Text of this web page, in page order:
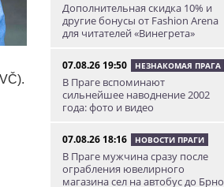
Дополнительная скидка 10% и
другие бонусы от Fashion Arena
для читателей «Винегрета»
07.08.26 19:50 НЕЗНАКОМАЯ ПРАГА
В Праге вспоминают
сильнейшее наводнение 2002
года: фото и видео
07.08.26 18:16 НОВОСТИ ПРАГИ
В Праге мужчина сразу после
ограбления ювелирного
магазина сел на автобус до Брно